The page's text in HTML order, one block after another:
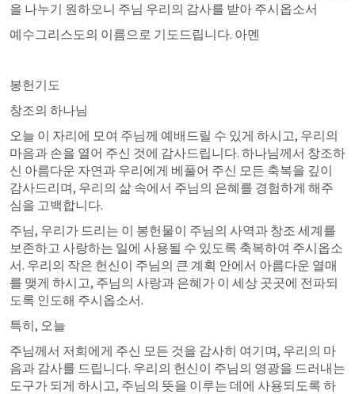
을 나누기 원하오니 주님 우리의 감사를 받아 주시옵소서
예수그리스도의 이름으로 기도드립니다. 아멘
봉헌기도
창조의 하나님
오늘 이 자리에 모여 주님께 예배드릴 수 있게 하시고, 우리의
마음과 손을 열어 주신 것에 감사드립니다. 하나님께서 창조하
신 아름다운 자연과 우리에게 베풀어 주신 모든 축복을 깊이
감사드리며, 우리의 삶 속에서 주님의 은혜를 경험하게 해주
심을 고백합니다.
주님, 우리가 드리는 이 봉헌물이 주님의 사역과 창조 세계를
보존하고 사랑하는 일에 사용될 수 있도록 축복하여 주시옵소
서. 우리의 작은 헌신이 주님의 큰 계획 안에서 아름다운 열매
를 맺게 하시고, 주님의 사랑과 은혜가 이 세상 곳곳에 전파되
도록 인도해 주시옵소서.
특히, 오늘
주님께서 저희에게 주신 모든 것을 감사히 여기며, 우리의 마
음과 감사를 드립니다. 우리의 헌신이 주님의 영광을 드러내는
도구가 되게 하시고, 주님의 뜻을 이루는 데에 사용되도록 하